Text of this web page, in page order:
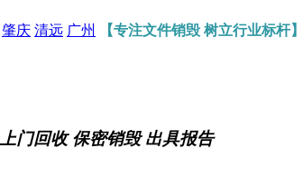
肇庆 清远 广州 【专注文件销毁 树立行业标杆
上门回收 保密销毁 出具报告